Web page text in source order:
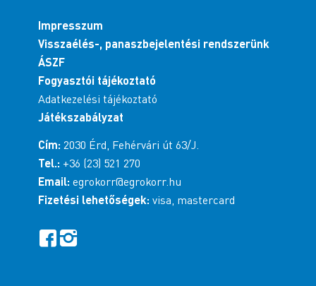
Impresszum
Visszaélés-, panaszbejelentési rendszerünk
ÁSZF
Fogyasztói tájékoztató
Adatkezelési tájékoztató
Játékszabályzat
Cím: 2030 Érd, Fehérvári út 63/J.
Tel.: +36 (23) 521 270
Email: egrokorr@egrokorr.hu
Fizetési lehetőségek: visa, mastercard